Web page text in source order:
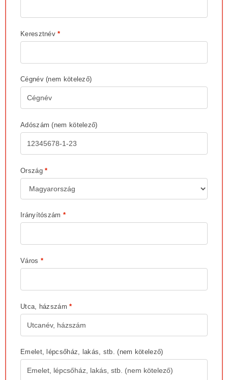
Keresztnév*
Cégnév(nem kötelező)
Adószám(nem kötelező)
Ország*
Irányítószám *
Város *
Utca, házszám*
Emelet, lépcsőház, lakás, stb.(nem kötelező)